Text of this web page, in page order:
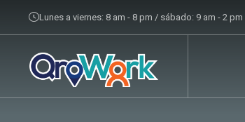
Lunes a viernes: 8 am - 8 pm / sábado: 9 am - 2 pm